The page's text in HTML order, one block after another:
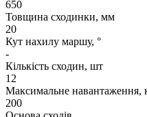
650
Товщина сходинки, мм
20
Кут нахилу маршу, °
-
Кількість сходин, шт
12
Максимальне навантаження,
200